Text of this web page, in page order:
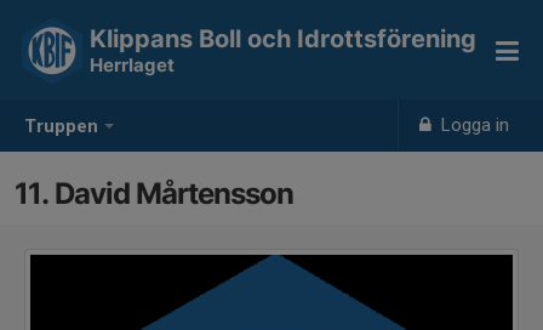
Truppen Logga in
Klippans Boll och Idrottsförening
Herrlaget
11. David Mårtensson